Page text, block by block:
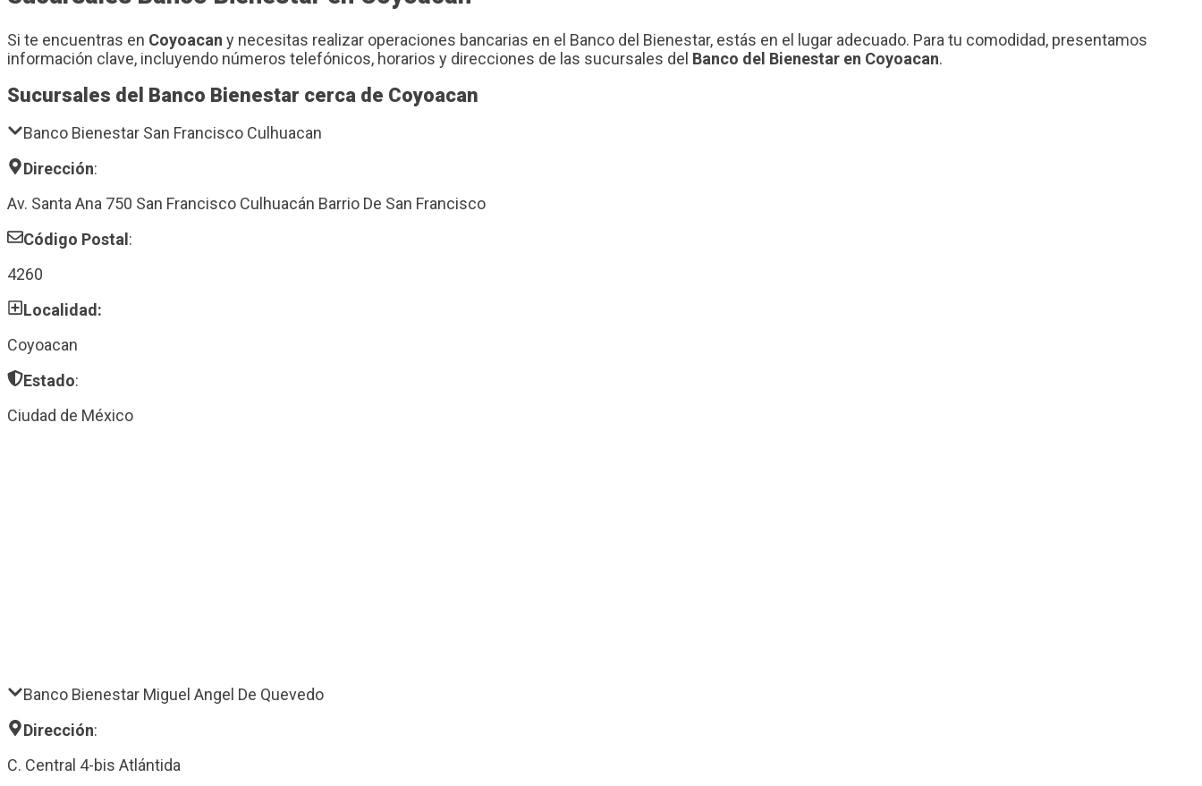
Si te encuentras en Coyoacan y necesitas realizar operaciones bancarias en el Banco del Bienestar, estás en el lugar adecuado. Para tu comodidad, presentamos
información clave, incluyendo números telefónicos, horarios y direcciones de las sucursales del Banco del Bienestar en Coyoacan.
Sucursales del Banco Bienestar cerca de Coyoacan
Banco Bienestar San Francisco Culhuacan
Dirección:
Av. Santa Ana 750 San Francisco Culhuacán Barrio De San Francisco
Código Postal :
4260
Localidad:
Coyoacan
Estado:
Ciudad de México
Banco Bienestar Miguel Angel De Quevedo
Dirección:
C. Central 4-bis Atlántida